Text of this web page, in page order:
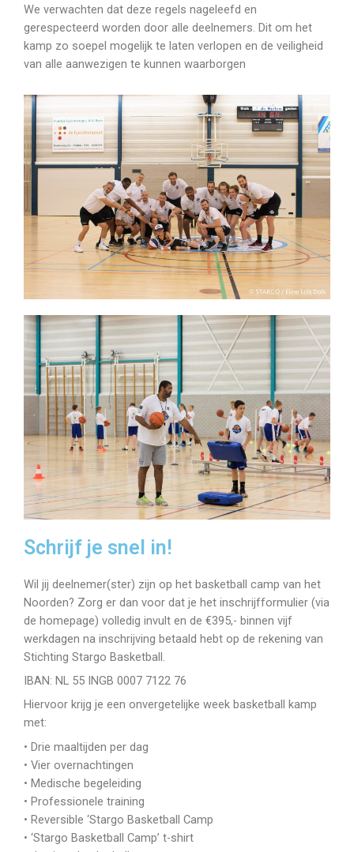
We verwachten dat deze regels nageleefd en
gerespecteerd worden door alle deelnemers. Dit om het
kamp zo soepel mogelijk te laten verlopen en de veiligheid
van alle aanwezigen te kunnen waarborgen
Schrijf je snel in!
Wil jij deelnemer(ster) zijn op het basketball camp van het
Noorden? Zorg er dan voor dat je het inschrijfformulier (via
de homepage) volledig invult en de €395,- binnen vijf
werkdagen na inschrijving betaald hebt op de rekening van
Stichting Stargo Basketball.
IBAN: NL 55 INGB 0007 7122 76
Hiervoor krijg je een onvergetelijke week basketball kamp
met:
• Drie maaltijden per dag
• Vier overnachtingen
• Medische begeleiding
• Professionele training
• Reversible ‘Stargo Basketball Camp
• ‘Stargo Basketball Camp’ t-shirt